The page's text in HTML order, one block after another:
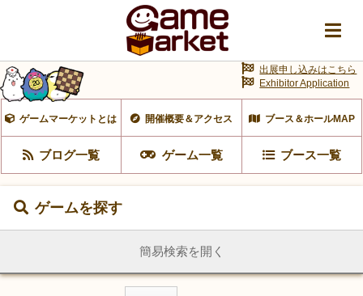
ゲームマーケットとは 開催概要＆アクセス ブース＆ホールMAP
ブログ一覧 ゲーム一覧 ブース一覧
出展申し込みはこちら
Exhibitor Application
ゲームを探す
簡易検索を開く